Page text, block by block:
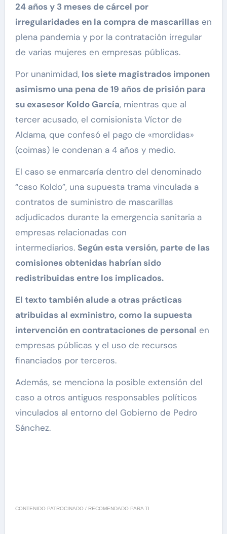
24 años y 3 meses de cárcel por
irregularidades en la compra de mascarillasen
plena pandemia y por la contratación irregular
de varias mujeres en empresas públicas.
Por unanimidad,los siete magistrados imponen
asimismo una pena de 19 años de prisión para
su exasesor Koldo García, mientras que al
tercer acusado, el comisionista Víctor de
Aldama, que confesó el pago de «mordidas»
(coimas) le condenan a 4 años y medio.
El caso se enmarcaría dentro del denominado
“caso Koldo”, una supuesta trama vinculada a
contratos de suministro de mascarillas
adjudicados durante la emergencia sanitaria a
empresas relacionadas con
intermediarios. Según esta versión, parte de las
comisiones obtenidas habrían sido
redistribuidas entre los implicados.
El texto también alude a otras prácticas
atribuidas al exministro, como la supuesta
intervención en contrataciones de personal en
empresas públicas y el uso de recursos
financiados por terceros.
Además, se menciona la posible extensión del
caso a otros antiguos responsables políticos
vinculados al entorno del Gobierno de Pedro
Sánchez.
CONTENIDO PATROCINADO / RECOMENDADO PARA TI